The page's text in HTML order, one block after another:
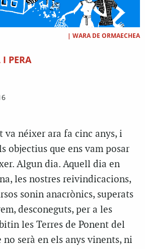
| WARA DE ORMAECHEA
I PERA
va néixer ara fa cinc anys, i
objectius que ens vam posar
Algun dia. Aquell dia en
les nostres reivindicacions,
sonin anacrònics, superats
desconeguts, per a les
les Terres de Ponent del
no serà en els anys vinents, ni